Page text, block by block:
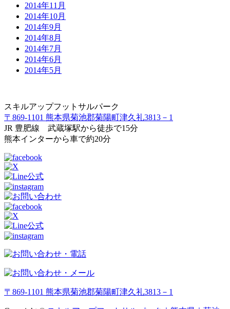
2014年11月
2014年10月
2014年9月
2014年8月
2014年7月
2014年6月
2014年5月
スキルアップフットサルパーク
〒869-1101 熊本県菊池郡菊陽町津久礼3813－1
JR 豊肥線 武蔵塚駅から徒歩で15分
熊本インターから車で約20分
〒869-1101 熊本県菊池郡菊陽町津久礼3813－1